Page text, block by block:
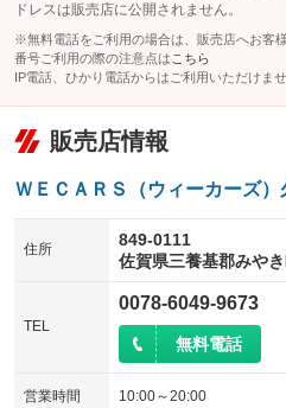
ドレスは販売店に公開されません。
※無料電話をご利用の場合は、販売店へお客
番号ご利用の際の注意点は こちら
IP電話、ひかり電話からはご利用いただけませ
販売店情報
ＷＥＣＡＲＳ（ウィーカーズ）
住所
849-0111
佐賀県三養基郡みや
TEL
0078-6049-9673
無料電話
営業時間 10:00～20:00